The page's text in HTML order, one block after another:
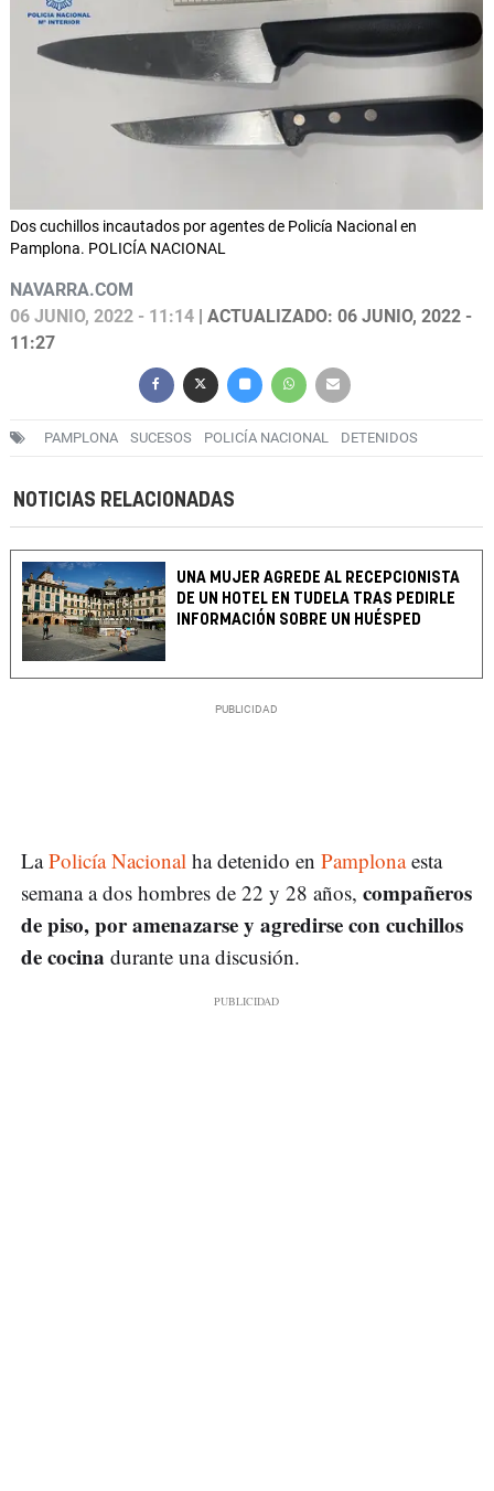
Dos cuchillos incautados por agentes de Policía Nacional en
Pamplona. POLICÍA NACIONAL
NAVARRA.COM
06 JUNIO, 2022 - 11:14 | ACTUALIZADO: 06 JUNIO, 2022 -
11:27
PAMPLONA SUCESOS POLICÍA NACIONAL DETENIDOS
NOTICIAS RELACIONADAS
UNA MUJER AGREDE AL RECEPCIONISTA
DE UN HOTEL EN TUDELA TRAS PEDIRLE
INFORMACIÓN SOBRE UN HUÉSPED
LaPolicía Nacional ha detenido en Pamplonaesta
semana a dos hombres de 22 y 28 años, compañeros
de piso, por amenazarse y agredirse con cuchillos
de cocina durante una discusión.